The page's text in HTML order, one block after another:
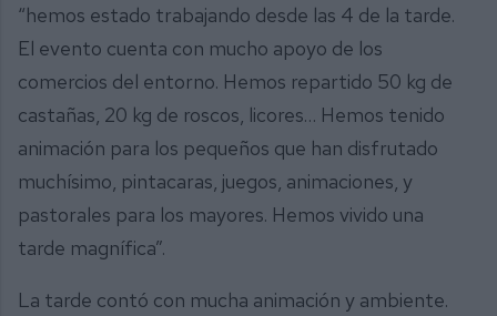
“hemos estado trabajando desde las 4 de la tarde.
El evento cuenta con mucho apoyo de los
comercios del entorno. Hemos repartido 50 kg de
castañas, 20 kg de roscos, licores… Hemos tenido
animación para los pequeños que han disfrutado
muchísimo, pintacaras, juegos, animaciones, y
pastorales para los mayores. Hemos vivido una
tarde magnífica”.
La tarde contó con mucha animación y ambiente.